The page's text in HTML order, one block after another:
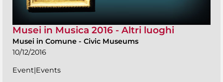
Musei in Musica 2016 - Altri luoghi
Musei in Comune - Civic Museums
10/12/2016
Event|Events